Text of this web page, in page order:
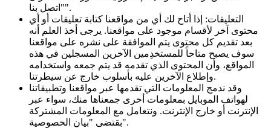
"اتصل بنا".
التعليقات: إذا أتاح لك أي من مواقعنا كتابة تعليقات أو أي
محتوى آخر لأقسام موجود على مواقعنا. يرجى أخذ العلم أنه
بعد تقديم كل محتوى يتم الموافقة على نشره على مواقعنا
سوف يصبح متاحاً للمستخدِمين الآخرين المسجلين في هذه
المواقع، وأن المحتوى الذي تقدمه قد يتم جمعه واستخدامه
وإطلاع الآخرين عليه بأسلوب خارج عن سيطرتنا.
وقد ندمج المعلومات التي تقدمها عبر مواقعنا وتطبيقاتنا
لهواتف الموبايل بمعلومات أخرى جمعناها منك، سواء عبر
الإنترنت أو خارج الإنترنت. ونتعامل مع المعلومات المشتركة
بقتضى "بيان الخصوصية".